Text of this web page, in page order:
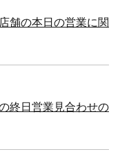
舗の本日の営業に関
終日営業見合わせの